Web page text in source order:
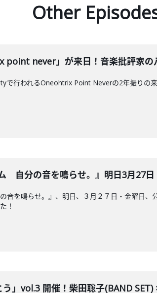
Other
point never」が来日！音楽批評家
で行われるOneohtrix Point Neverの2年振りの
自分の音を鳴らせ。』明日3月27
を鳴らせ。』、明日、３月２７日・金曜日、
！
」vol.3 開催！柴田聡子(BAND